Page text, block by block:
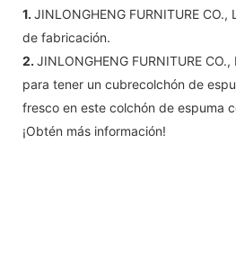
1. JINLONGHENG FURNITURE
de fabricación.
2. JINLONGHENG FURNITURE
para tener un cubrecolchón de
fresco en este colchón de espuma
¡Obtén más información!